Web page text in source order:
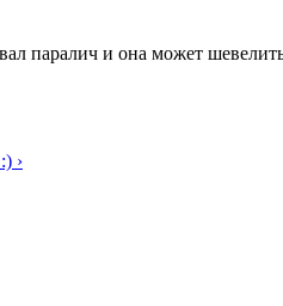
паралич и она может
›